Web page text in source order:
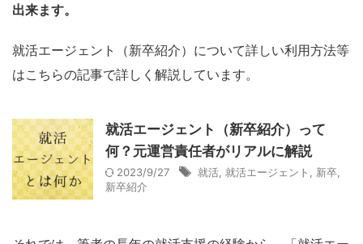
出来ます。
就活エージェント（新卒紹介）について詳しい利用方法等
はこちらの記事で詳しく解説しています。
就活エージェント（新卒紹介）って
何？元運営責任者がリアルに解説
2023/9/27 就活 就活エージェント 新卒
新卒紹介